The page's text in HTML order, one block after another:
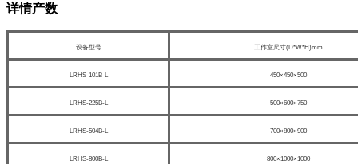
详情产数
设备型号 工作室尺寸(D*W*H)mm
LRHS-101B-L 450×450×500
LRHS-225B-L 500×600×750
LRHS-504B-L 700×800×900
LRHS-800B-L 800×1000×1000